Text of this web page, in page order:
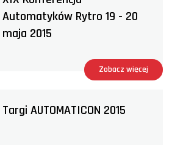
Automatyków Rytro 19 - 20
maja 2015
Zobacz więcej
Targi AUTOMATICON 2015